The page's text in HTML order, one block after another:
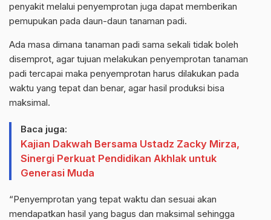
penyakit melalui penyemprotan juga dapat memberikan
pemupukan pada daun-daun tanaman padi.
Ada masa dimana tanaman padi sama sekali tidak boleh
disemprot, agar tujuan melakukan penyemprotan tanaman
padi tercapai maka penyemprotan harus dilakukan pada
waktu yang tepat dan benar, agar hasil produksi bisa
maksimal.
Baca juga:
Kajian Dakwah Bersama Ustadz Zacky Mirza,
Sinergi Perkuat Pendidikan Akhlak untuk
Generasi Muda
“Penyemprotan yang tepat waktu dan sesuai akan
mendapatkan hasil yang bagus dan maksimal sehingga